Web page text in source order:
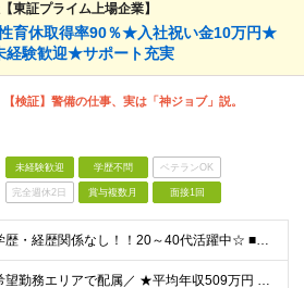
東証プライム上場企業】
育休取得率90％★入社祝い金10万円★
験歓迎★サポート充実
【検証】警備の仕事、実は「神ジョブ」説。
未経験歓迎 学歴不問 ベテランOK
完全週休2日 賞与複数月 面接1回
☆学歴・経歴関係なし！！20～40代活躍中☆ ■学歴不問 ■18歳以上の方(警備業法14条の警備業務のため) ■60歳未満の方（定年が60歳のため） ■普通自動車免許をお持ちの方（AT限定可） ★こ
＼希望勤務エリアで配属／ ★平均年収509万円 ★⼊社半年経過後、⼊社祝⾦10万円を⽀給︕ ★警務職⼿当など各種⼿当充実 ◇東京23区 ⽉給25万7000円以上（各種⼿当含む）＋賞与年2回 ◇東京